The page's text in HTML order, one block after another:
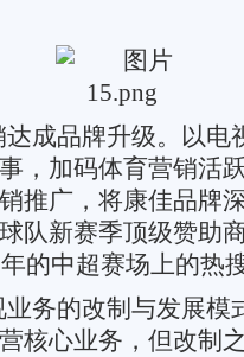
成品牌升级。以电
，加码体育营销活
推广，将康佳品牌
队新赛季顶级赞助
的中超赛场上的热
务的改制与发展模
核心业务，但改制